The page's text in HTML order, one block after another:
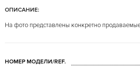
ОПИСАНИЕ:
На фото представлены конкретно
НОМЕР МОДЕЛИ/REF.